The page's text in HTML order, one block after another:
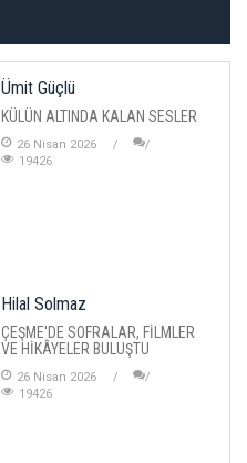
Ümit Güçlü
KÜLÜN ALTINDA KALAN SESLER
26 Nisan 2026
19426
Hilal Solmaz
ÇEŞME'DE SOFRALAR, FİLMLER
VE HİKÂYELER BULUŞTU
26 Nisan 2026
19426